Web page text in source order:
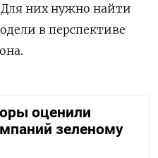
них нужно найти
в перспективе
оценили
зеленому